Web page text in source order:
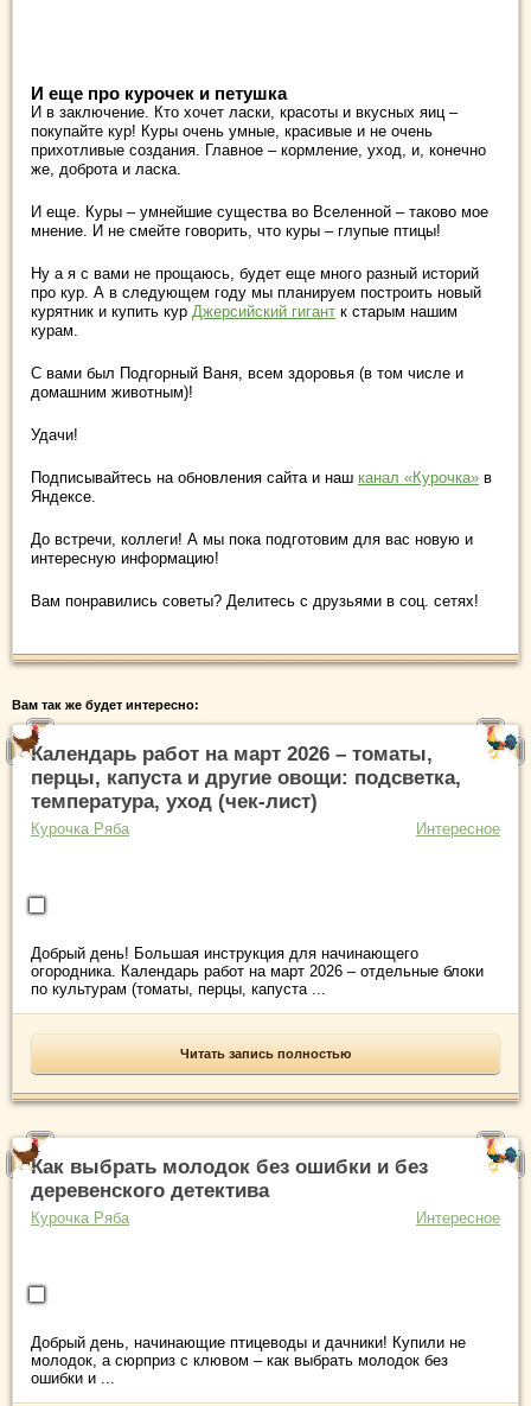
И еще про курочек и петушка
И в заключение. Кто хочет ласки, красоты и вкусных яиц –
покупайте кур! Куры очень умные, красивые и не очень
прихотливые создания. Главное – кормление, уход, и, конечно
же, доброта и ласка.
И еще. Куры – умнейшие существа во Вселенной – таково мое
мнение. И не смейте говорить, что куры – глупые птицы!
Ну а я с вами не прощаюсь, будет еще много разный историй
про кур. А в следующем году мы планируем построить новый
курятник и купить кур Джерсийский гигант к старым нашим
курам.
С вами был Подгорный Ваня, всем здоровья (в том числе и
домашним животным)!
Удачи!
Подписывайтесь на обновления сайта и наш канал «Курочка» в
Яндексе.
До встречи, коллеги! А мы пока подготовим для вас новую и
интересную информацию!
Вам понравились советы? Делитесь с друзьями в соц. сетях!
Вам так же будет интересно:
Календарь работ на март 2026 – томаты,
перцы, капуста и другие овощи: подсветка,
температура, уход (чек-лист)
Курочка Ряба Интересное
Добрый день! Большая инструкция для начинающего
огородника. Календарь работ на март 2026 – отдельные блоки
по культурам (томаты, перцы, капуста ...
Читать запись полностью
Как выбрать молодок без ошибки и без
деревенского детектива
Курочка Ряба Интересное
Добрый день, начинающие птицеводы и дачники! Купили не
молодок, а сюрприз с клювом – как выбрать молодок без
ошибки и ...